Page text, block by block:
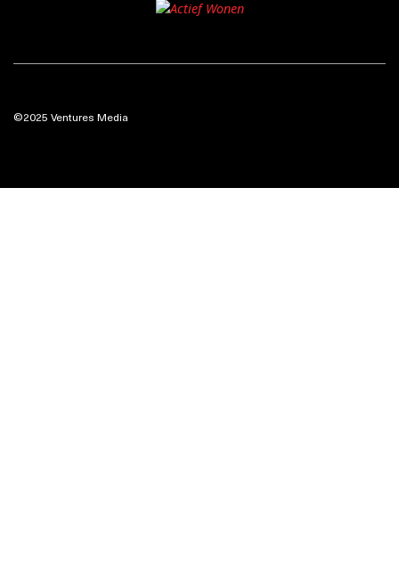
©2025 Ventures Media